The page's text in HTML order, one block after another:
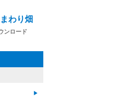
わり畑
ンロード